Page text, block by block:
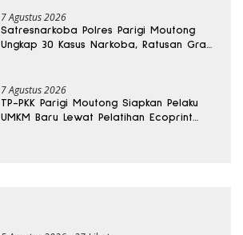
7 Agustus 2026
Satresnarkoba Polres Parigi Moutong
Ungkap 30 Kasus Narkoba, Ratusan Gram
7 Agustus 2026
TP-PKK Parigi Moutong Siapkan Pelaku
UMKM Baru Lewat Pelatihan Ecoprint